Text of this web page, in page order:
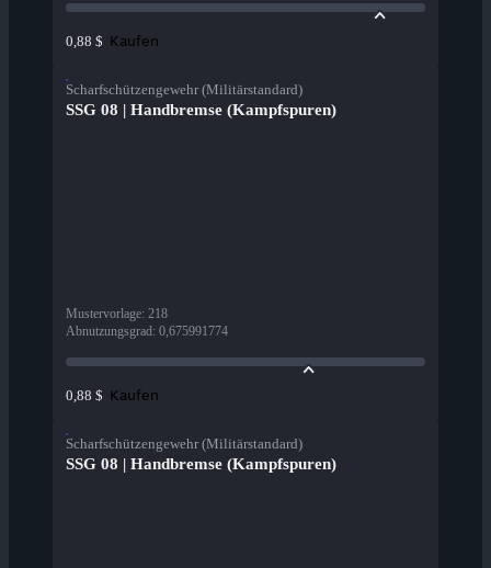
0,88 $ Kaufen
Scharfschützengewehr (Militärstandard)
SSG 08 | Handbremse (Kampfspuren)
Mustervorlage: 218
Abnutzungsgrad: 0,675991774
0,88 $ Kaufen
Scharfschützengewehr (Militärstandard)
SSG 08 | Handbremse (Kampfspuren)